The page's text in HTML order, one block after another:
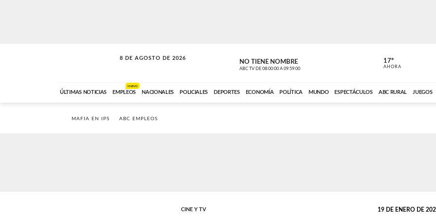
8 DE AGOSTO DE 2026
CONEXIÓN ROMANCE NO TIENE NOMBRE
ABC TV DE 08:00:00 A 09:59:00 ABC CARDINAL
17º
AHORA
ÚLTIMAS NOTICIAS EMPLEOS
NUEVO
NACIONALES POLICIALES DEPORTES ECONOMÍA POLÍTICA MUNDO ESPECTÁCULOS ABC RURAL JUEGOS
MAFIA EN IPS ABC EMPLEOS
CINE Y TV 19 DE ENERO DE